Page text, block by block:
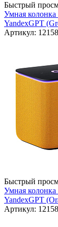
Быстрый
Умная
YandexGPT
Артикул:
Быстрый
Умная
YandexGPT
Артикул: